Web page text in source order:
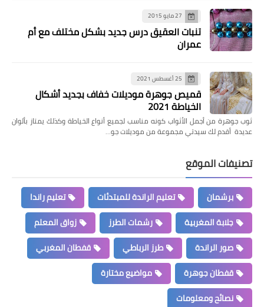
27 مايو 2015
تنبات العقيق درس جديد بشكل مختلف مع أم
عمران
25 أغسطس 2021
قميص جوهرة موديلات خفاف بجديد أشكال
الخياطة 2021
ثوب جوهرة من أجمل الأثواب كونه مناسب لجميع أنواع الخياطة وكذلك يمتاز بألوان
عديدة أقدم لك سيدتي مجموعة من موديلات جو…
تصنيفات الموقع
برشمان تعليم الراندة للمبتدئات
تعليم راندا
جلابة المغربية
رشمات الطرز
زواق المعلم
صور الراندة
طرز الرباطي
قفطان المغربي
قفطان جوهرة
مواضيع مختارة
نصائح ومعلومات